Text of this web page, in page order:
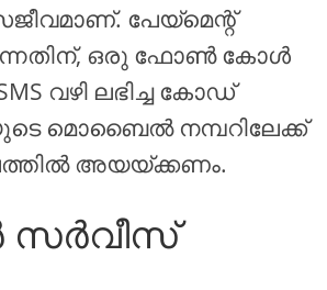
പേയ്മെന്റ്
ഒരു ഫോൺ കോൾ
വഴി ലഭിച്ച കോഡ്
മൊബൈൽ നമ്പറിലേക്ക്
അയയ്ക്കണം.
സർവീസ്